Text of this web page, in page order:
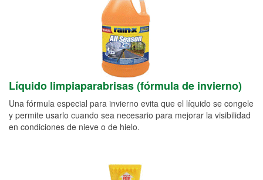
Líquido limpiaparabrisas (fórmula de invierno)
Una fórmula especial para invierno evita que el líquido se congele
y permite usarlo cuando sea necesario para mejorar la visibilidad
en condiciones de nieve o de hielo.